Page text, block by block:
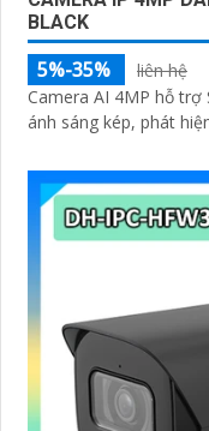
BLACK
5%-35%
liên hệ
Camera AI 4MP hỗ trợ
ánh sáng kép, phát